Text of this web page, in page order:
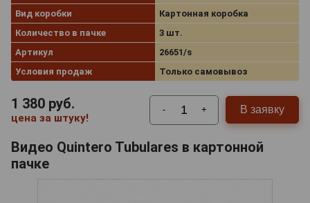
Вид коробки
Картонная коробка
Количество в пачке
3 шт.
Артикул
26651/s
Условия продаж
Только самовывоз
1 380 руб.
цена за штуку!
- + В заявку
Видео Quintero Tubulares в картонной
пачке